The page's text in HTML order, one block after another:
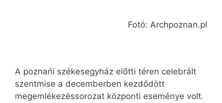
Fotó: Archpoznan.pl
A poznańi székesegyház előtti téren celebrált
szentmise a decemberben kezdődött
megemlékezéssorozat központi eseménye volt.